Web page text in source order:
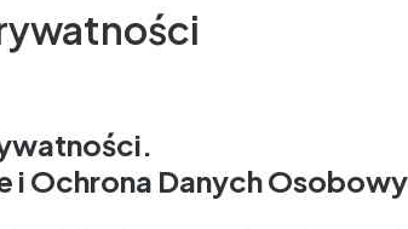
i Ochrona Danych